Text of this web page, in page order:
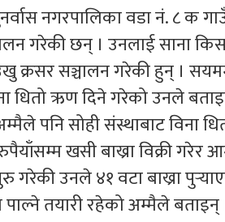
नगरपालिका वडा नं. ८ क
गरेकी छन् । उनलाई साना
क्रसर सञ्चालन गरेकी हुन् ।
धितो ऋण दिने गरेको उनले
पनि सोही संस्थाबाट विना
खसी बाख्रा विक्री गरेर
गरेकी उनले ४१ वटा बाख्रा
पाल्ने तयारी रहेको अम्मैले बताइन्